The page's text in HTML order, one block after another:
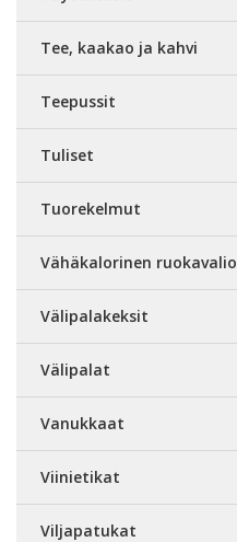
Tee, kaakao ja kahvi
Teepussit
Tuliset
Tuorekelmut
Vähäkalorinen ruokavalio
Välipalakeksit
Välipalat
Vanukkaat
Viinietikat
Viljapatukat